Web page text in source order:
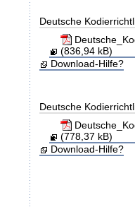
Deutsche
(836,94 kB)
Download-Hilfe?
Deutsche
(778,37 kB)
Download-Hilfe?